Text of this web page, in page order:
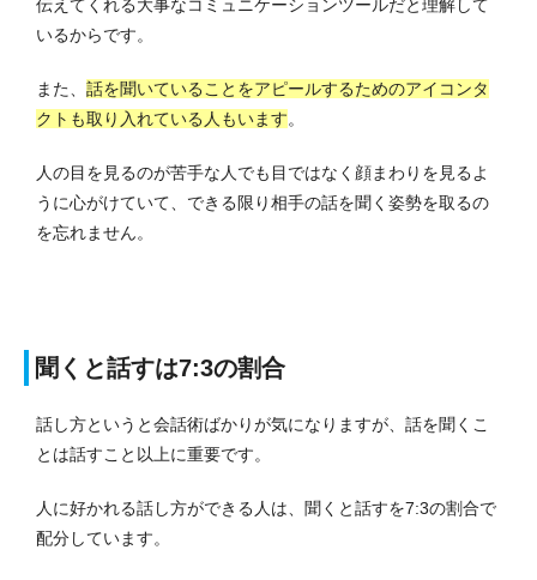
伝えてくれる大事なコミュニケーションツールだと理解して
いるからです。
また、 話を聞いていることをアピールするためのアイコンタ
クトも取り入れている人もいます。
人の目を見るのが苦手な人でも目ではなく顔まわりを見るよ
うに心がけていて、できる限り相手の話を聞く姿勢を取るの
を忘れません。
聞くと話すは7:3の割合
話し方というと会話術ばかりが気になりますが、話を聞くこ
とは話すこと以上に重要です。
人に好かれる話し方ができる人は、聞くと話すを7:3の割合で
配分しています。